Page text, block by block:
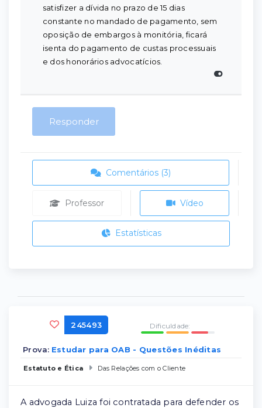
satisfizer a dívida no prazo de 15 dias
constante no mandado de pagamento, sem
oposição de embargos à monitória, ficará
isenta do pagamento de custas processuais
e dos honorários advocatícios.
Responder
Comentários (3)
Professor Vídeo
Estatísticas
245493 Dificuldade:
Prova: Estudar para OAB - Questões Inéditas
Estatuto e Ética Das Relações com o Cliente
A advogada Luiza foi contratada para defender os